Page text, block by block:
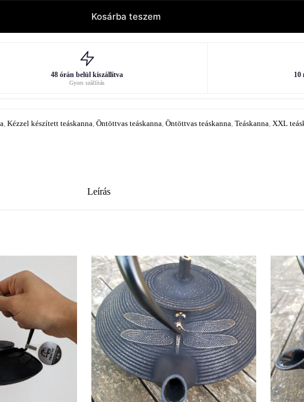
Kosárba teszem
48 órán belül kiszállítva
Gyors szállítás
10
Kézzel készített teáskanna Öntöttvas teáskanna Öntöttvas teáskanna Teáskanna XXL
Leírás